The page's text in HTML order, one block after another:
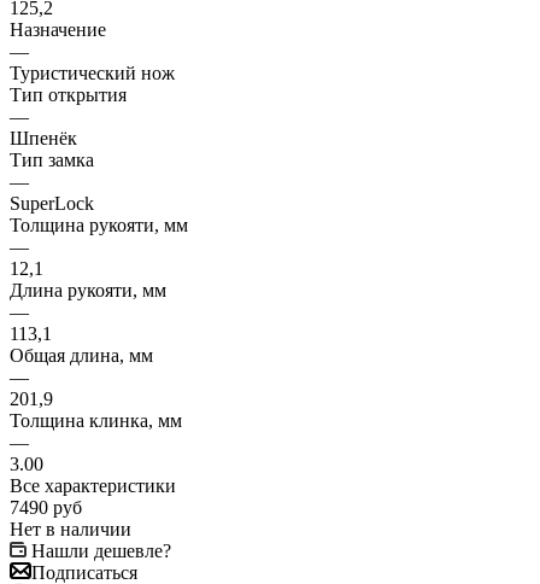
125,2
Назначение
—
Туристический нож
Тип открытия
—
Шпенёк
Тип замка
—
SuperLock
Толщина рукояти, мм
—
12,1
Длина рукояти, мм
—
113,1
Общая длина, мм
—
201,9
Толщина клинка, мм
—
3.00
Все характеристики
7490 руб
Нет в наличии
Нашли дешевле?
Подписаться